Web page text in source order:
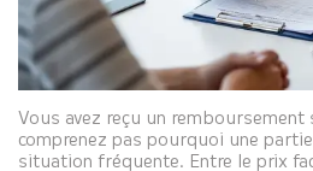
Vous avez reçu un remboursement
comprenez pas pourquoi une partie
situation fréquente. Entre le prix